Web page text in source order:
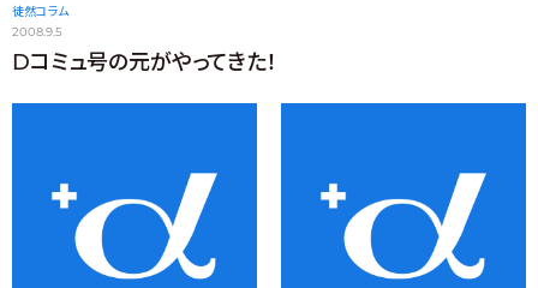
徒然コラム
2008.9.5
Dコミュ号の元がやってきた！